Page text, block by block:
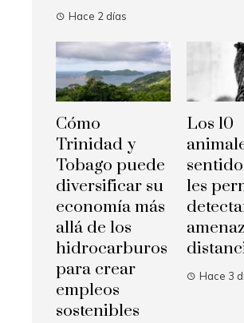
Hace 2 días
Cómo
Trinidad y
Tobago puede
diversificar su
economía más
allá de los
hidrocarburos
para crear
empleos
sostenibles
Los 10
les
Hace 3